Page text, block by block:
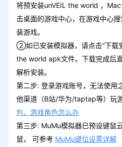
将预安装unVEIL the world ，
击桌面的游戏中心，在游戏中心
装游戏。
②如已安装模拟器，请点击“下载
the world apk文件。下载完成后
解析安装。
第二步: 登录游戏账号，无法使用
他渠道（B站/华为/taptap等）玩
包、游戏角色怎么办
第三步: MuMu模拟器已预设键鼠
鼠， 可参考 MuMu键位设置详解